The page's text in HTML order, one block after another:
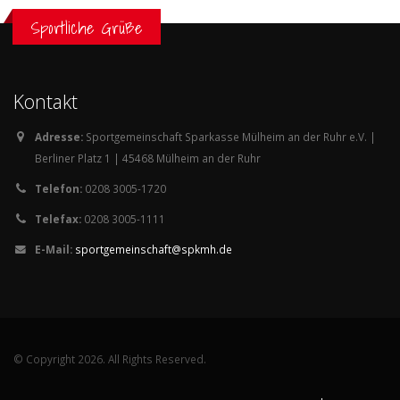
Sportliche Grüße
Kontakt
Adresse: Sportgemeinschaft Sparkasse Mülheim an der Ruhr e.V. |
Berliner Platz 1 | 45468 Mülheim an der Ruhr
Telefon: 0208 3005-1720
Telefax: 0208 3005-1111
E-Mail: sportgemeinschaft@spkmh.de
© Copyright 2026. All Rights Reserved.